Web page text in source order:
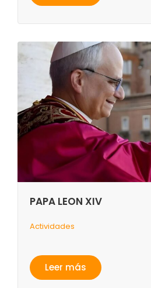
PAPA LEON XIV
Actividades
Leer más